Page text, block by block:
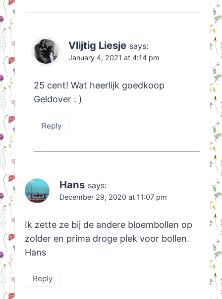
Vlijtig Liesje says:
January 4, 2021 at 4:14 pm
25 cent! Wat heerlijk goedkoop
Geldover : )
Reply
Hans says:
December 29, 2020 at 11:07 pm
Ik zette ze bij de andere bloembollen op
zolder en prima droge plek voor bollen.
Hans
Reply